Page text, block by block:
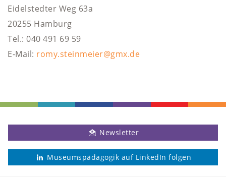
Eidelstedter Weg 63a
20255 Hamburg
Tel.: 040 491 69 59
E-Mail: romy.steinmeier@gmx.de
Newsletter
Museumspädagogik auf LinkedIn folgen